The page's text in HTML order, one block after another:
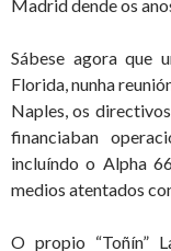
Madrid dende os
Sábese agora que
Florida, nunha
Naples, os
financiaban
incluíndo o Alpha
medios atentados
O propio “Toñín”